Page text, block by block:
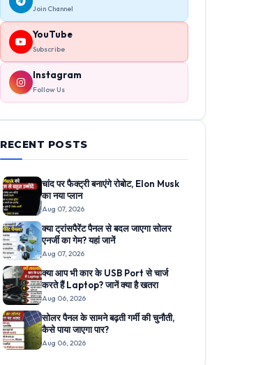
Join Channel
YouTube
Subscribe
Instagram
Follow Us
RECENT POSTS
चांद पर फैक्ट्री बनाएंगे रोबोट, Elon Musk
का नया प्लान
Aug 07, 2026
क्या ट्रांसपैरेंट पैनल से बदल जाएगा सोलर
एनर्जी का गेम? यहां जानें
Aug 07, 2026
क्या आप भी कार के USB Port से चार्ज
करते हैं Laptop? जानें क्या है खतरा
Aug 06, 2026
सोलर पैनल के सामने बढ़ती गर्मी की चुनौती,
कैसे पाया जाएगा पार?
Aug 06, 2026